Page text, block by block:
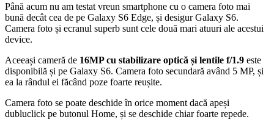
Până acum nu am testat vreun smartphone cu o camera foto mai
bună decât cea de pe Galaxy S6 Edge, și desigur Galaxy S6.
Camera foto și ecranul superb sunt cele două mari atuuri ale acestui
device.
Aceeași cameră de 16MP cu stabilizare optică și lentile f/1.9 este
disponibilă și pe Galaxy S6. Camera foto secundară având 5 MP, și
ea la rândul ei făcând poze foarte reușite.
Camera foto se poate deschide în orice moment dacă apeși
dubluclick pe butonul Home, și se deschide chiar foarte repede.